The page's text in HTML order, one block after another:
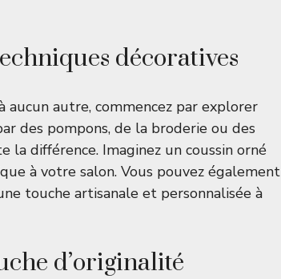
décoratives
aucun autre, commencez par explorer
des pompons, de la broderie ou des
différence. Imaginez un coussin orné
à votre salon. Vous pouvez également
touche artisanale et personnalisée à
d’originalité